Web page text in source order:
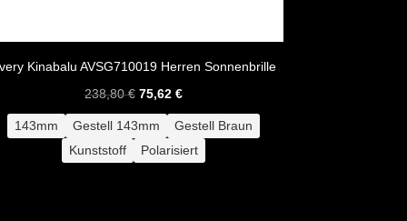
Kinabalu AVSG710019 Herren Sonnenbrille
238,80€ Ursprünglicher
Preis
war:
238,80 €
75,62 €Aktueller
Preis
ist:
75,62 €.
143mm Gestell 143mm
Gestell Braun
Kunststoff
Polarisiert